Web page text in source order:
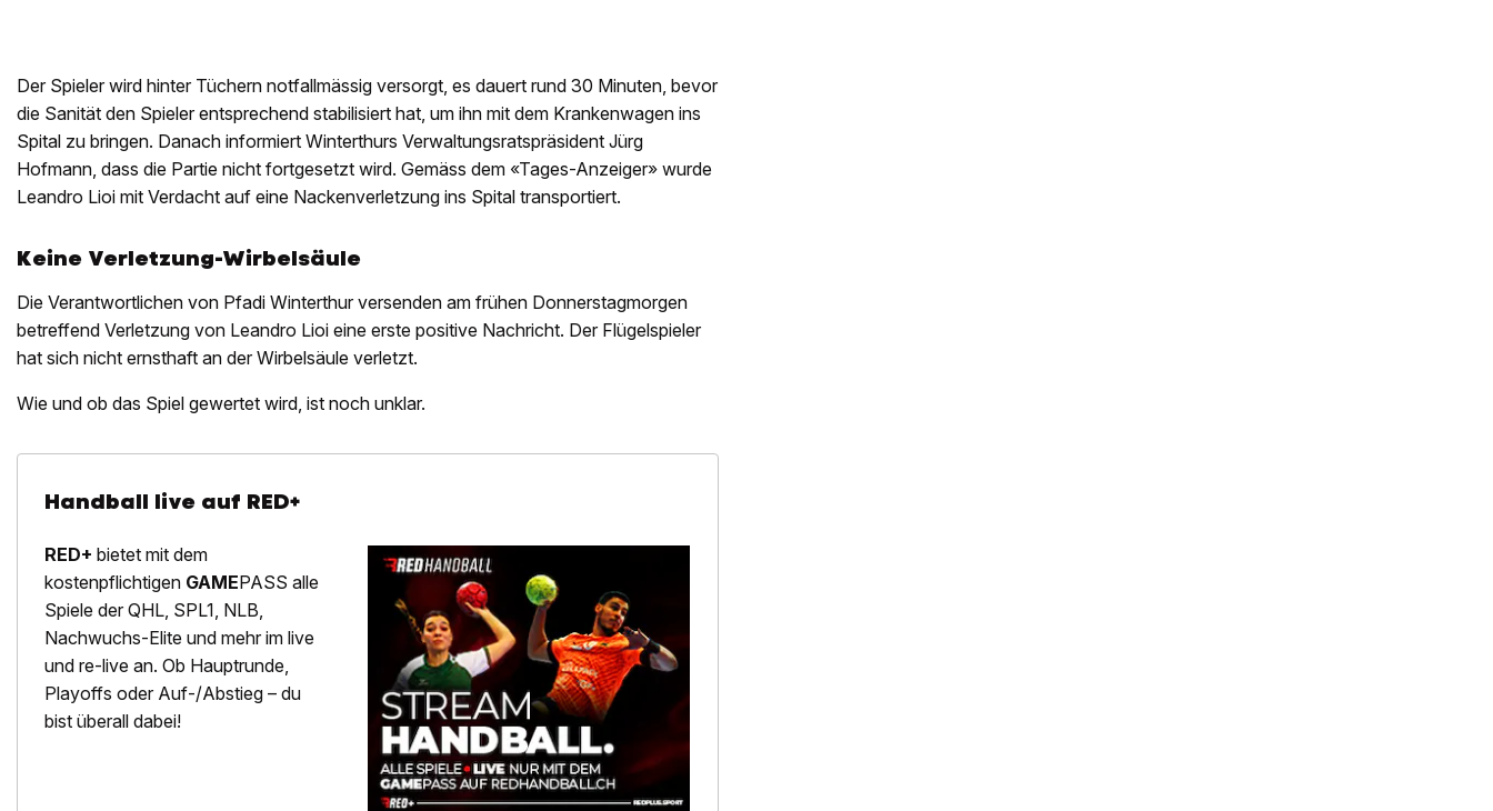
Der Spieler wird hinter Tüchern notfallmässig versorgt, es dauert rund 30 Minuten, bevor
die Sanität den Spieler entsprechend stabilisiert hat, um ihn mit dem Krankenwagen ins
Spital zu bringen. Danach informiert Winterthurs Verwaltungsratspräsident Jürg
Hofmann, dass die Partie nicht fortgesetzt wird. Gemäss dem «Tages-Anzeiger» wurde
Leandro Lioi mit Verdacht auf eine Nackenverletzung ins Spital transportiert.
Keine Verletzung-Wirbelsäule
Die Verantwortlichen von Pfadi Winterthur versenden am frühen Donnerstagmorgen
betreffend Verletzung von Leandro Lioi eine erste positive Nachricht. Der Flügelspieler
hat sich nicht ernsthaft an der Wirbelsäule verletzt.
Wie und ob das Spiel gewertet wird, ist noch unklar.
Handball live auf RED+
RED+ bietet mit dem
kostenpflichtigen GAMEPASS alle
Spiele der QHL, SPL1, NLB,
Nachwuchs-Elite und mehr im live
und re-live an. Ob Hauptrunde,
Playoffs oder Auf-/Abstieg – du
bist überall dabei!